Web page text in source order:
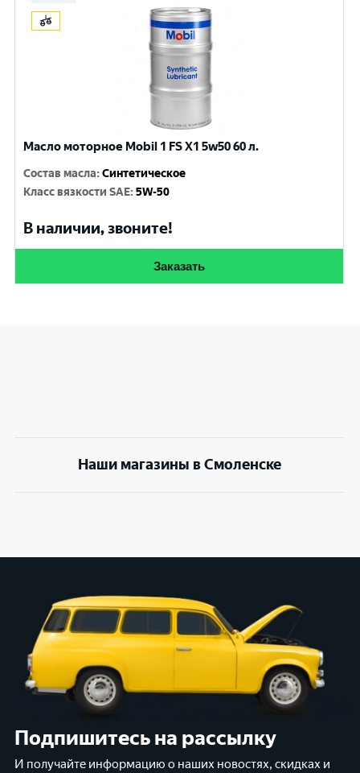
Масло моторное Mobil 1 FS X1 5w50 60 л.
Состав масла:Синтетическое
Класс вязкости SAE:5W-50
В наличии, звоните!
Заказать
Наши магазины в Смоленске
Подпишитесь на рассылку
И получайте информацию о наших новостях, скидках и